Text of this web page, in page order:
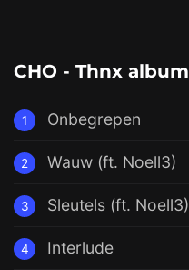
CHO - Thnx album
1 Onbegrepen
2 Wauw (ft. Noell3)
3 Sleutels (ft. Noell3)
4 Interlude